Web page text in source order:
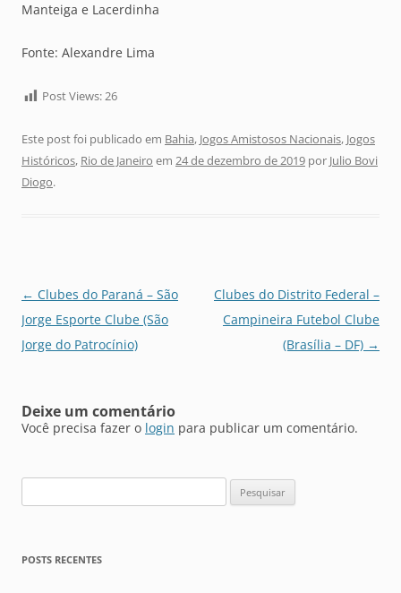
Manteiga e Lacerdinha
Fonte: Alexandre Lima
Post Views:26
Este post foi publicado em Bahia, Jogos Amistosos Nacionais, Jogos
Históricos, Rio de Janeiro em 24 de dezembro de 2019 por Julio Bovi
Diogo.
Navegação
de
posts
← Clubes do Paraná – São
Jorge Esporte Clube (São
Jorge do Patrocínio)
Clubes do Distrito Federal –
Campineira Futebol Clube
(Brasília – DF) →
Deixe um comentário
Você precisa fazer o login para publicar um comentário.
por:
POSTS RECENTES